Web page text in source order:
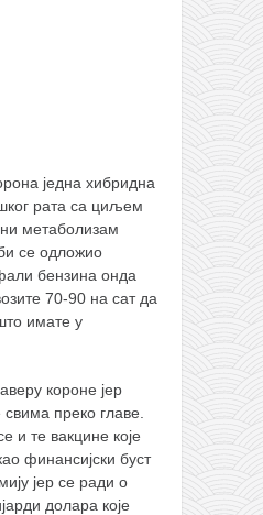
једна хибридна
рата са циљем
метаболизам
се одложио
бензина онда
70-90 на сат да
имате у
короне јер
преко главе.
и те вакцине које
финансијски буст
јер се ради о
долара које